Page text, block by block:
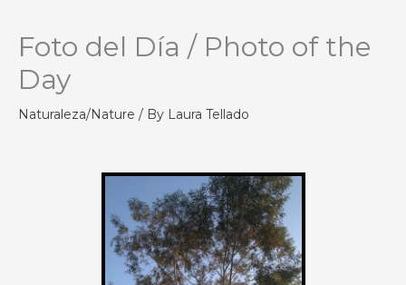
Foto del Día / Photo of the
Day
Naturaleza/Nature / By Laura Tellado